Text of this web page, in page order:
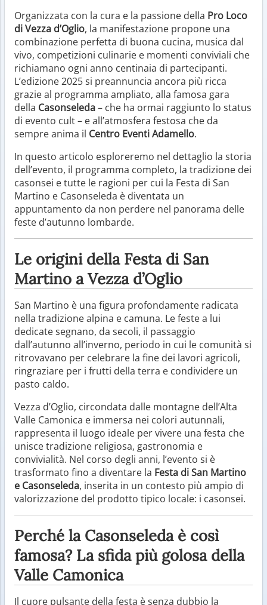
Organizzata con la cura e la passione della Pro Loco
di Vezza d’Oglio, la manifestazione propone una
combinazione perfetta di buona cucina, musica dal
vivo, competizioni culinarie e momenti conviviali che
richiamano ogni anno centinaia di partecipanti.
L’edizione 2025 si preannuncia ancora più ricca
grazie al programma ampliato, alla famosa gara
della Casonseleda– che ha ormai raggiunto lo status
di evento cult – e all’atmosfera festosa che da
sempre anima il Centro Eventi Adamello.
In questo articolo esploreremo nel dettaglio la storia
dell’evento, il programma completo, la tradizione dei
casonsei e tutte le ragioni per cui la Festa di San
Martino e Casonseleda è diventata un
appuntamento da non perdere nel panorama delle
feste d’autunno lombarde.
Le origini della Festa di San
Martino a Vezza d’Oglio
San Martino è una figura profondamente radicata
nella tradizione alpina e camuna. Le feste a lui
dedicate segnano, da secoli, il passaggio
dall’autunno all’inverno, periodo in cui le comunità si
ritrovavano per celebrare la fine dei lavori agricoli,
ringraziare per i frutti della terra e condividere un
pasto caldo.
Vezza d’Oglio, circondata dalle montagne dell’Alta
Valle Camonica e immersa nei colori autunnali,
rappresenta il luogo ideale per vivere una festa che
unisce tradizione religiosa, gastronomia e
convivialità. Nel corso degli anni, l’evento si è
trasformato fino a diventare la Festa di San Martino
e Casonseleda, inserita in un contesto più ampio di
valorizzazione del prodotto tipico locale: i casonsei.
Perché la Casonseleda è così
famosa? La sfida più golosa della
Valle Camonica
Il cuore pulsante della festa è senza dubbio la